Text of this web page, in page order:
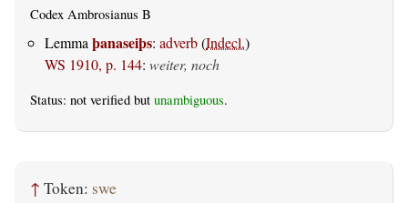
Codex Ambrosianus B
Lemma þanaseiþs: adverb(Indecl.)
WS 1910, p. 144: weiter, noch
Status: not verified but unambiguous.
↑ Token: swe